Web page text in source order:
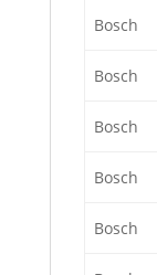
Bosch
Bosch
Bosch
Bosch
Bosch